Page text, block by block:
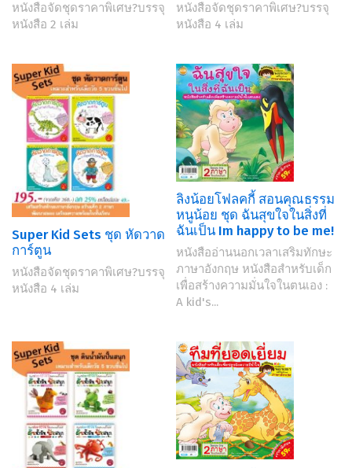
หนังสือจัดชุดราคาพิเศษ?บรรจุ
หนังสือ 2 เล่ม
หนังสือจัดชุดราคาพิเศษ?บรรจุ
หนังสือ 4 เล่ม
Super Kid Sets ชุด หัดวาด
การ์ตูน
หนังสือจัดชุดราคาพิเศษ?บรรจุ
หนังสือ 4 เล่ม
ลิงน้อยโฟลคกี้ สอนคุณธรรม
หนูน้อย ชุด ฉันสุขใจในสิ่งที่
ฉันเป็น Im happy to be me!
หนังสืออ่านนอกเวลาเสริมทักษะ
ภาษาอังกฤษ หนังสือสำหรับเด็ก
เพื่อสร้างความมั่นใจในตนเอง :
A kid's...